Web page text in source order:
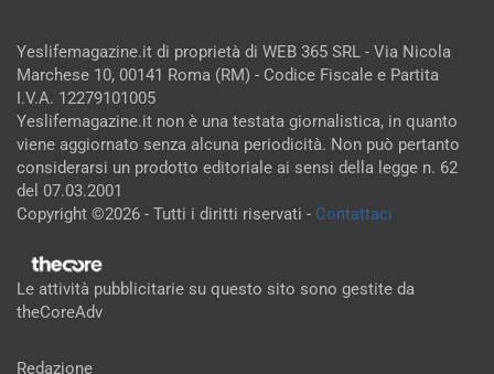
Yeslifemagazine.it di proprietà di WEB 365 SRL - Via Nicola
Marchese 10, 00141 Roma (RM) - Codice Fiscale e Partita
I.V.A. 12279101005
Yeslifemagazine.it non è una testata giornalistica, in quanto
viene aggiornato senza alcuna periodicità. Non può pertanto
considerarsi un prodotto editoriale ai sensi della legge n. 62
del 07.03.2001
Copyright ©2026 - Tutti i diritti riservati - Contattaci
Le attività pubblicitarie su questo sito sono gestite da
theCoreAdv
Redazione